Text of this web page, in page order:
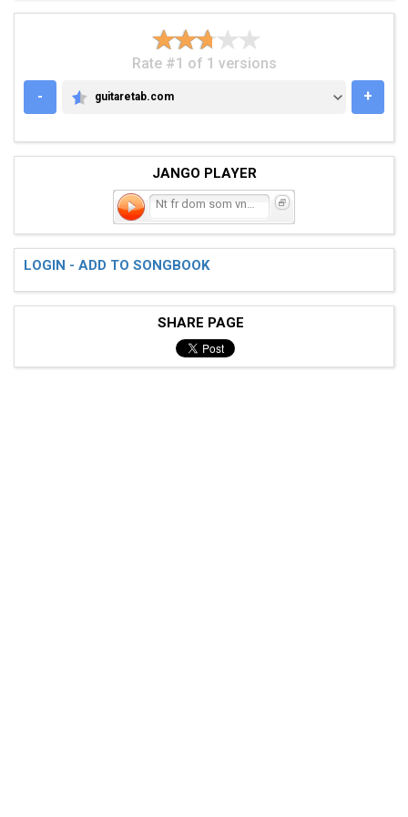
Rate #1 of 1 versions
-
GUITARETAB.COM
guitaretab.com +
JANGO PLAYER
LOGIN - ADD TO SONGBOOK
SHARE PAGE